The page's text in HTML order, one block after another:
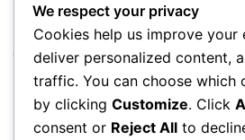
posiciones según la trayectoria
jugadores deben anticipar hacia
posicionarse en consecuencia.
resultar en oportunidades
o defenderse contra ataques.
We respect your privacy
Cookies help us improve your
deliver personalized content,
traffic. You can choose which
by clicking Customize. Click
consent or Reject All to